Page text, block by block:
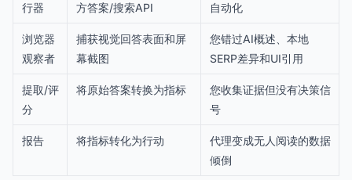
行器
方答案/搜索API
自动化
浏览器
观察者
捕获视觉回答表面和屏
幕截图
您错过AI概述、本地
SERP差异和UI引用
提取/评
分
将原始答案转换为指标
您收集证据但没有决策信
号
报告 将指标转化为行动
代理变成无人阅读的数据
倾倒